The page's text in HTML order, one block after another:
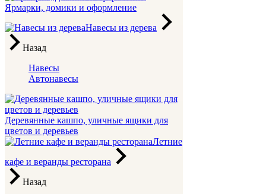
Ярмарки, домики и оформление
Навесы из дерева
Назад
Навесы
Автонавесы
Деревянные кашпо, уличные ящики для
цветов и деревьев
Летние
кафе и веранды ресторана
Назад